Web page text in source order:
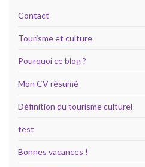
Contact
Tourisme et culture
Pourquoi ce blog ?
Mon CV résumé
Définition du tourisme culturel
test
Bonnes vacances !